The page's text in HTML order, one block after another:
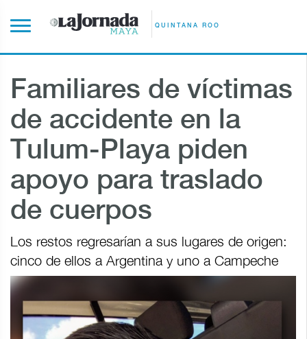
QUINTANA ROO
Familiares de víctimas
de accidente en la
Tulum-Playa piden
apoyo para traslado
de cuerpos
Los restos regresarían a sus lugares de origen:
cinco de ellos a Argentina y uno a Campeche